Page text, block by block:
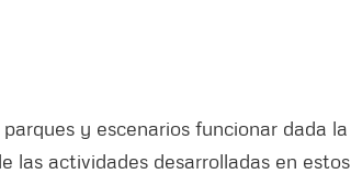
y escenarios funcionar dada
las actividades desarrolladas en